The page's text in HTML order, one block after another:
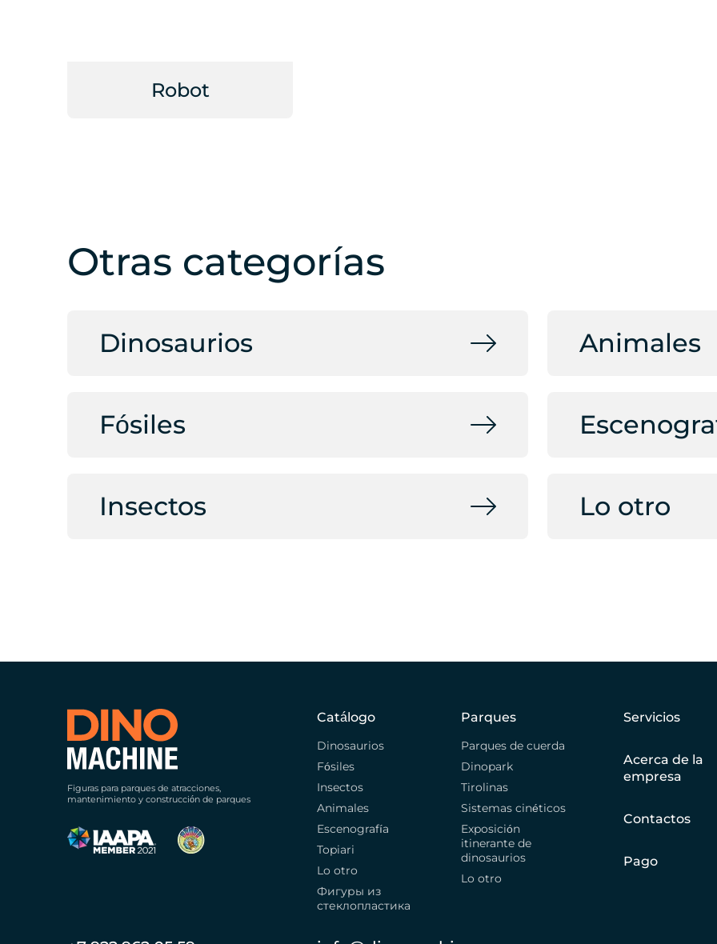
Robot
Otras categorías
Dinosaurios
Fósiles
Insectos
Animales
Lo otro
Figuras para parques de atracciones,
mantenimiento y construcción de parques
Catálogo
Dinosaurios
Fósiles
Insectos
Animales
Escenografía
Topiari
Lo otro
Фигуры из
стеклопластика
Parques
Parques de cuerda
Dinopark
Tirolinas
Sistemas cinéticos
Exposición
itinerante de
dinosaurios
Lo otro
Servicios
Acerca de la
empresa
Contactos
Pago